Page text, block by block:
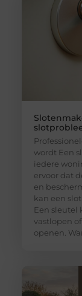
wordt Een
iedere
ervoor dat
en
kan een
Een sleutel
vastlopen
openen.